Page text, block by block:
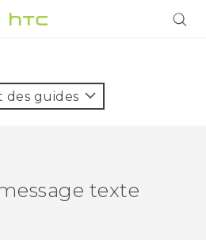
des guides
texte